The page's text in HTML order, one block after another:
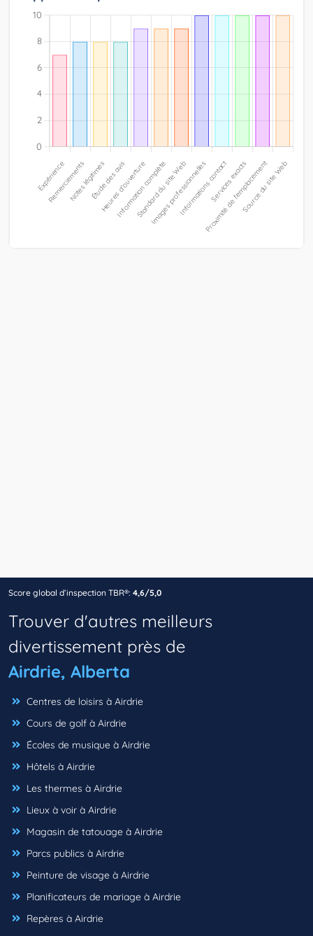
Score global d’inspection TBR®: 4,6/5,0
Trouver d'autres meilleurs
divertissement près de
Airdrie, Alberta
Centres de loisirs à Airdrie
Cours de golf à Airdrie
Écoles de musique à Airdrie
Hôtels à Airdrie
Les thermes à Airdrie
Lieux à voir à Airdrie
Magasin de tatouage à Airdrie
Parcs publics à Airdrie
Peinture de visage à Airdrie
Planificateurs de mariage à Airdrie
Repères à Airdrie